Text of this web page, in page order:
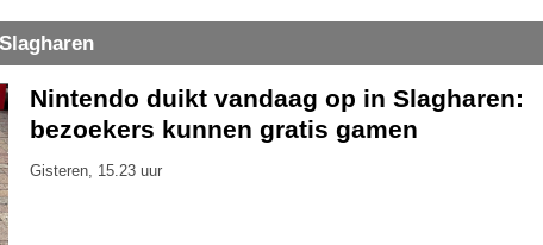
Nintendo duikt vandaag op in Slagharen:
bezoekers kunnen gratis gamen
Gisteren, 15.23 uur